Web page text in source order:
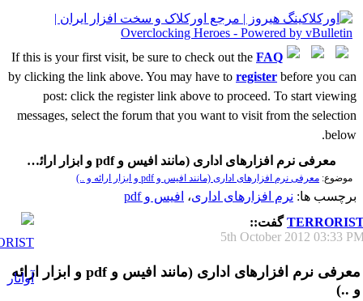
If this is your first visit, be sure to check out the FAQ
by clicking the link above. You may have to register before you can
post: click the register link above to proceed. To start viewing
messages, select the forum that you want to visit from the selection
below.
معرفی نرم افزارهای اداری (مانند افیس و pdf و ابزار ارائه و ..)
موضوع: معرفی نرم افزارهای اداری (مانند افیس و pdf و ابزار ارائه و ..)
برچسب ها: نرم افزارهای اداری، افیس و pdf
گفت::
5th October 2012 03:33
معرفی نرم افزارهای اداری (مانند افیس و pdf و ابزار ارائه
و ..)